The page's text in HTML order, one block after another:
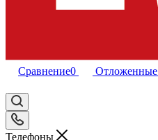
Сравнение0 Отложенные
Телефоны